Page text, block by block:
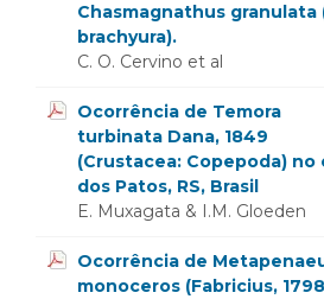
Chasmagnathus granulata
brachyura).
C. O. Cervino et al
Ocorrência de Temora
turbinata Dana, 1849
(Crustacea: Copepoda) no
dos Patos, RS, Brasil
E. Muxagata & I.M. Gloeden
Ocorrência de
monoceros (Fabricius,